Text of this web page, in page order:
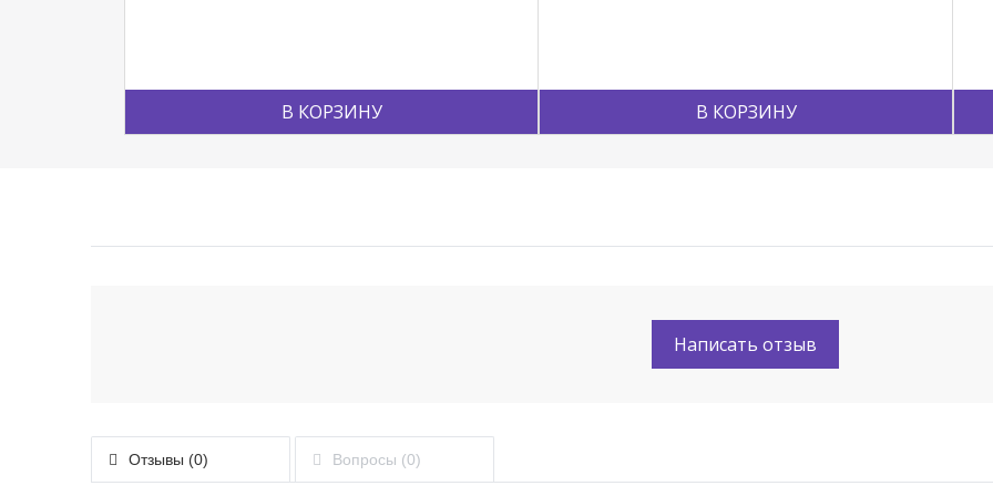
В КОРЗИНУ В КОРЗИНУ
Написать отзыв
Отзывы (0) Вопросы (0)